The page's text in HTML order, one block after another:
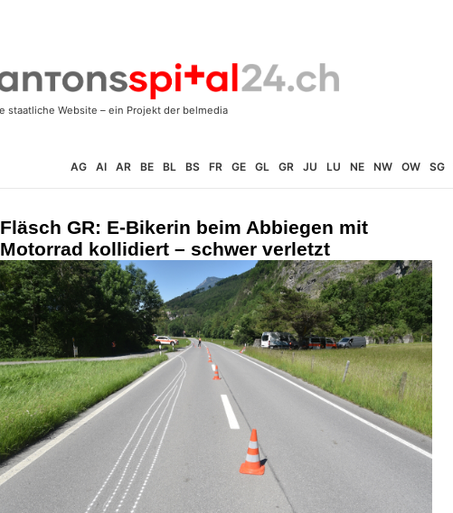
AG AI AR BE BL BS FR GE GL GR JU LU NE NW OW SG
Fläsch GR: E-Bikerin beim Abbiegen mit
Motorrad kollidiert – schwer verletzt